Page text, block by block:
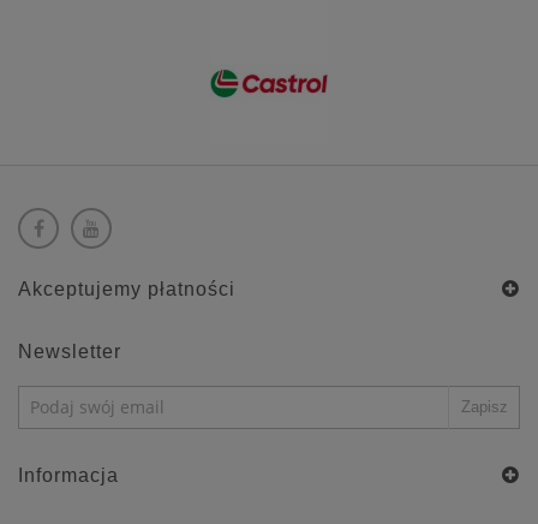
Akceptujemy płatności
Newsletter
Informacja